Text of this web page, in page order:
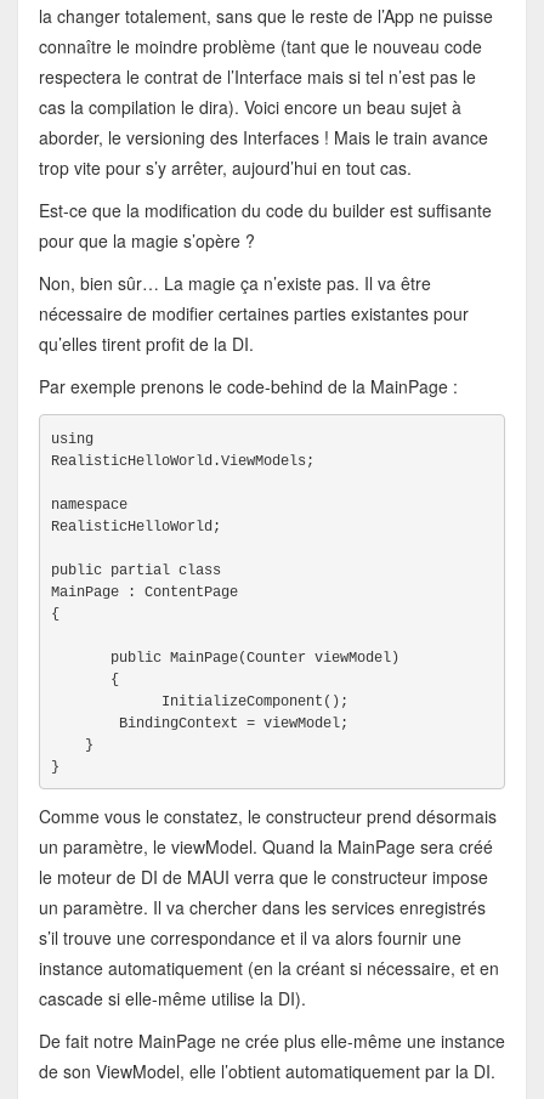
la changer totalement, sans que le reste de l’App ne puisse
connaître le moindre problème (tant que le nouveau code
respectera le contrat de l’Interface mais si tel n’est pas le
cas la compilation le dira). Voici encore un beau sujet à
aborder, le versioning des Interfaces ! Mais le train avance
trop vite pour s’y arrêter, aujourd’hui en tout cas.
Est-ce que la modification du code du builder est suffisante
pour que la magie s’opère ?
Non, bien sûr… La magie ça n’existe pas. Il va être
nécessaire de modifier certaines parties existantes pour
qu’elles tirent profit de la DI.
Par exemple prenons le code-behind de la MainPage :
using
RealisticHelloWorld.ViewModels;
namespace
RealisticHelloWorld;
public partial class
MainPage : ContentPage
{
public MainPage(Counter viewModel)
{
InitializeComponent();
BindingContext = viewModel;
}
}
Comme vous le constatez, le constructeur prend désormais
un paramètre, le viewModel. Quand la MainPage sera créé
le moteur de DI de MAUI verra que le constructeur impose
un paramètre. Il va chercher dans les services enregistrés
s’il trouve une correspondance et il va alors fournir une
instance automatiquement (en la créant si nécessaire, et en
cascade si elle-même utilise la DI).
De fait notre MainPage ne crée plus elle-même une instance
de son ViewModel, elle l’obtient automatiquement par la DI.